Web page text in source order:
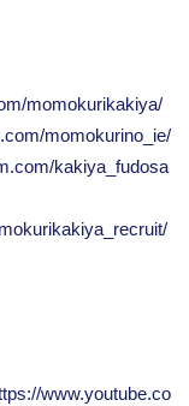
momokurikakiya/
momokurino_ie/
kakiya_fudosa
www.youtube.co